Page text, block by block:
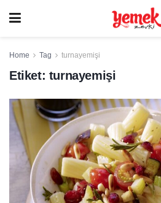
Home Tag turnayemişi
Etiket: turnayemişi